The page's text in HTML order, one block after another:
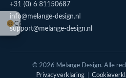
Cookie-instellingen
Stuur
+31 (0) 6 81150687
info@melange-design.nl
support@melange-design.nl
© 2026 Melange Design. Alle
Privacyverklaring|